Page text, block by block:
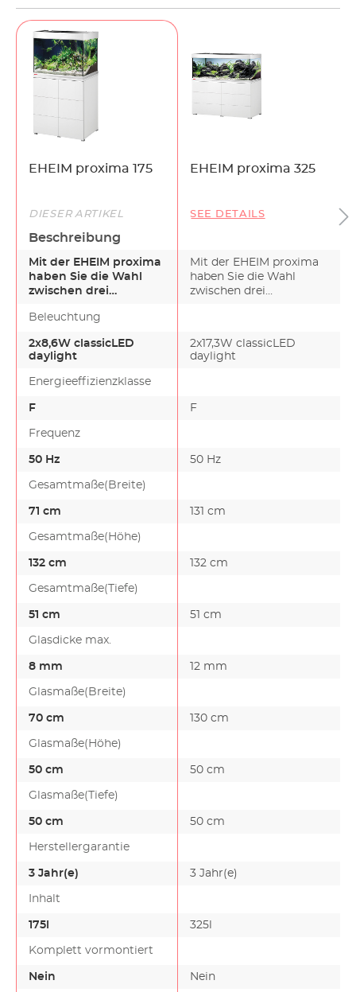
EHEIM proxima 175 EHEIM proxima 325
DIESER ARTIKEL SEE DETAILS
Beschreibung
Mit der EHEIM proxima
haben Sie die Wahl
zwischen drei
Schönheiten. Alle…
Mit der EHEIM proxima
haben Sie die Wahl
zwischen drei
Beleuchtung
2x8,6W classicLED
daylight
2x17,3W classicLED
daylight
Energieeffizienzklasse
F F
Frequenz
50 Hz 50 Hz
Gesamtmaße(Breite)
71 cm 131 cm
Gesamtmaße(Höhe)
132 cm 132 cm
Gesamtmaße(Tiefe)
51 cm 51 cm
Glasdicke max.
8 mm 12 mm
Glasmaße(Breite)
70 cm 130 cm
Glasmaße(Höhe)
50 cm 50 cm
Glasmaße(Tiefe)
50 cm 50 cm
Herstellergarantie
3 Jahr(e) 3 Jahr(e)
Inhalt
175l 325l
Komplett vormontiert
Nein Nein